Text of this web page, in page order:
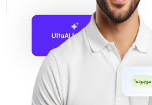
پیشنهاد با UltaAI
موجوده!